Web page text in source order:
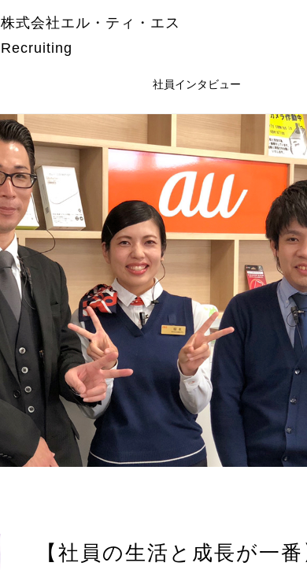
株式会社エル・ティ・エス
Recruiting
社員インタビュー
【社員の生活と成長が一